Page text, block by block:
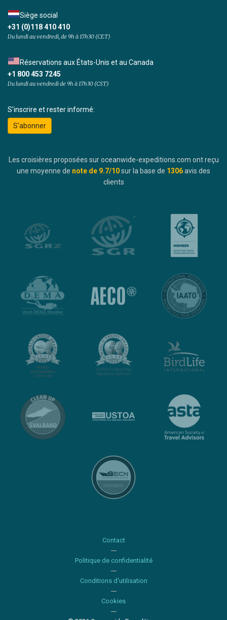
Siège social
+31 (0)118 410 410
Du lundi au vendredi, de 9h à 17h30 (CET)
Réservations aux États-Unis et au Canada
+1 800 453 7245
Du lundi au vendredi de 9h à 17h30 (CST)
S'inscrire et rester informé:
S'abonner
Les croisières proposées sur oceanwide-expeditions.com ont reçu
une moyenne de note de 9.7/10sur la base de 1306avis des
clients
Contact
Politique de confidentialité
Conditions d'utilisation
Cookies